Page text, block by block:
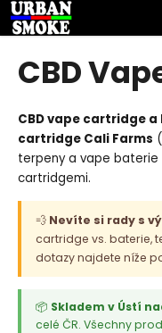
Přejít
na
obsah
CBD
CBD vape cartridge
cartridge Cali Farms
terpeny a vape baterie
cartridgemi.
💨 Nevíte si rady s
cartridge vs. baterie,
dotazy najdete níže
📦 Skladem v Ústí
celé ČR. Všechny
K
o
o
p
o
t
u